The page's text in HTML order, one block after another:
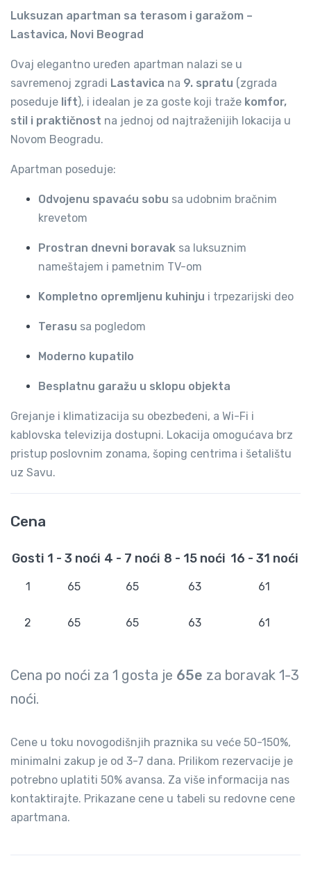
Luksuzan apartman sa terasom i garažom –
Lastavica, Novi Beograd
Ovaj elegantno uređen apartman nalazi se u
savremenoj zgradi Lastavica na 9. spratu (zgrada
poseduje lift), i idealan je za goste koji traže komfor,
stil i praktičnost na jednoj od najtraženijih lokacija u
Novom Beogradu.
Apartman poseduje:
Odvojenu spavaću sobu sa udobnim bračnim
krevetom
Prostran dnevni boravak sa luksuznim
nameštajem i pametnim TV-om
Kompletno opremljenu kuhinju i trpezarijski deo
Terasu sa pogledom
Moderno kupatilo
Besplatnu garažu u sklopu objekta
Grejanje i klimatizacija su obezbeđeni, a Wi-Fi i
kablovska televizija dostupni. Lokacija omogućava brz
pristup poslovnim zonama, šoping centrima i šetalištu
uz Savu.
Cena
Gosti 1 - 3 noći 4 - 7 noći 8 - 15 noći 16 - 31 noći
1 65 65 63 61
2 65 65 63 61
Cena po noći za 1 gosta je 65e za boravak 1-3
noći.
Cene u toku novogodišnjih praznika su veće 50-150%,
minimalni zakup je od 3-7 dana. Prilikom rezervacije je
potrebno uplatiti 50% avansa. Za više informacija nas
kontaktirajte. Prikazane cene u tabeli su redovne cene
apartmana.